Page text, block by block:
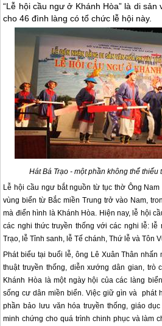
“Lễ hội cầu ngư ở Khánh Hòa” là di
cho 46 đình làng có tổ chức lễ hội này.
Hát Bá Trạo - một phần không thể thiếu
Lễ hội cầu ngư bắt nguồn từ tục thờ Ông
vùng biển từ Bắc miền Trung trở vào Nam,
mà điển hình là Khánh Hòa. Hiện nay, lễ hội
các nghi thức truyền thống với các nghi lễ: lễ
Trạo, lễ Tỉnh sanh, lễ Tế chánh, Thứ lễ và Tôn
Phát biểu tại buổi lễ, ông Lê Xuân Thân
thuật truyền thống, diễn xướng dân gian,
Khánh Hòa là một ngày hội của các làng
sống cư dân miền biển. Việc giữ gìn và phát
phần bảo lưu văn hóa truyền thống, giáo
minh chứng cho quá trình chinh phục và làm